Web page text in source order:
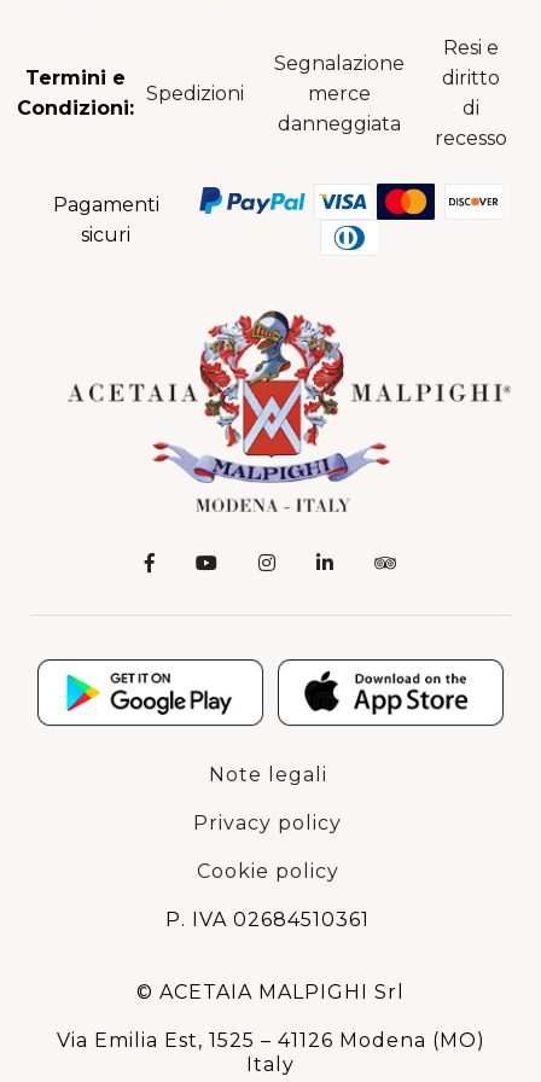
Termini e
Condizioni:
Spedizioni
Segnalazione
merce
danneggiata
Resi e
diritto
di
recesso
Pagamenti
sicuri
Note legali
Privacy policy
Cookie policy
P. IVA 02684510361
© ACETAIA MALPIGHI Srl
Via Emilia Est, 1525 – 41126 Modena (MO)
Italy